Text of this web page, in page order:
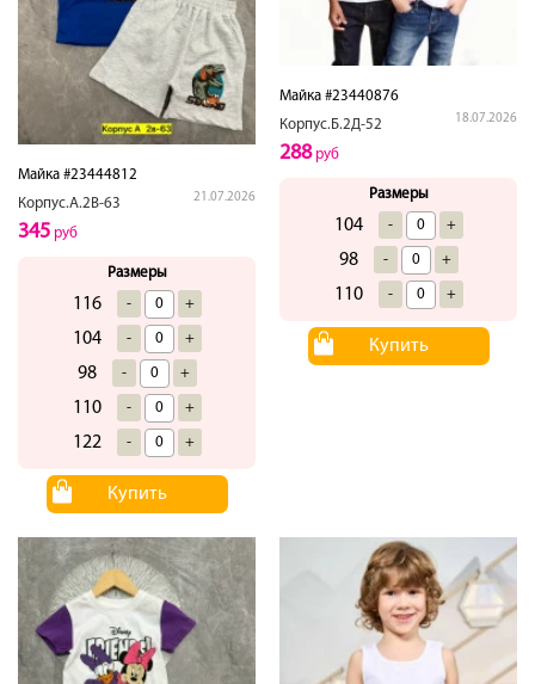
Майка #23444812
Корпус.А.2В-63
21.07.2026
345 руб
Размеры
116 - +
104 - +
98 - +
110 - +
122 - +
Купить
Майка #23440876
Корпус.Б.2Д-52
18.07.2026
288руб
Размеры
104 - +
98 - +
110 - +
Купить